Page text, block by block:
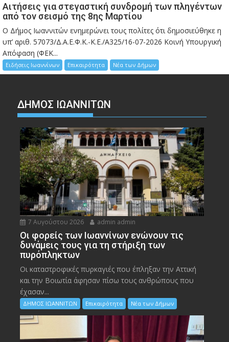
Αιτήσεις για στεγαστική συνδρομή των πληγέντων
από τον σεισμό της 8ης Μαρτίου
Ο Δήμος Ιωαννιτών ενημερώνει τους πολίτες ότι δημοσιεύθηκε η
υπ’ αριθ. 57073/Δ.Α.Ε.Φ.Κ.-Κ.Ε./Α325/16-07-2026 Κοινή Υπουργική
Απόφαση (ΦΕΚ...
Ειδήσεις Ιωαννίνων Επικαιρότητα Νέα των Δήμων
ΔΗΜΟΣ ΙΩΑΝΝΙΤΩΝ
7 Αυγούστου 2026 admin admin
Οι φορείς των Ιωαννίνων ενώνουν τις
δυνάμεις τους για τη στήριξη των
πυρόπληκτων
Οι καταστροφικές πυρκαγιές που έπληξαν την Αττική
και την Bοιωτία άφησαν πίσω τους ανθρώπους που
έχασαν...
ΔΗΜΟΣ ΙΩΑΝΝΙΤΩΝ Επικαιρότητα Νέα των Δήμων